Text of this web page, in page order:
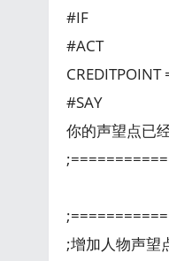
#IF
#ACT
CREDITPOINT
#SAY
你的声望点已
;增加人物声望